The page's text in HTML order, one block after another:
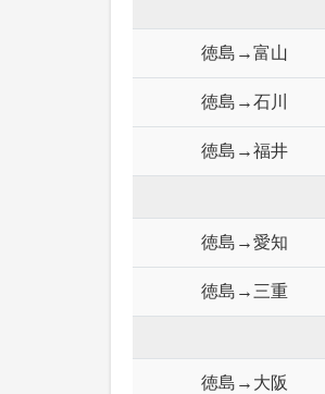
徳島→富山
徳島→石川
徳島→福井
徳島→愛知
徳島→三重
徳島→大阪